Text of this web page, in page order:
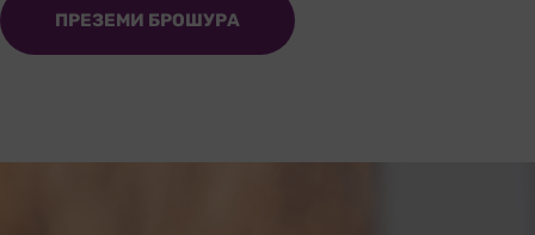
ПРЕЗЕМИ БРОШУРА